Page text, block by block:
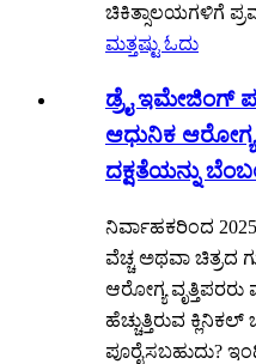
ಚಿಕಿತ್ಸಾಲಯಗಳಿಗೆ
ಮತ್ತಷ್ಟು ಓದು
ಡ್ರೈ ಇಮೇಜಿಂಗ್
ಆಧುನಿಕ ಆರೋಗ್ಯ
ದಕ್ಷತೆಯನ್ನು
ನಿರ್ವಾಹಕರಿಂದ
ವೆಚ್ಚ ಅಥವಾ ಚಿತ್ರದ
ಆರೋಗ್ಯ ವೃತ್ತಿಪರರು
ಹೆಚ್ಚುತ್ತಿರುವ
ಪೂರೈಸಬಹುದು?